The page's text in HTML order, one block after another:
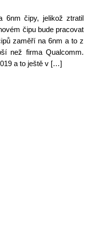
6nm čipy, jelikož ztratil
čipu bude pracovat
zaměří na 6nm a to z
než firma Qualcomm.
a to ještě v […]